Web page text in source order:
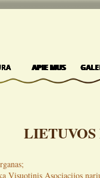
APIE MUS
APIE MUS
APIE MUS
APIE MUS
APIE MUS
Visuotinis Asociacijos